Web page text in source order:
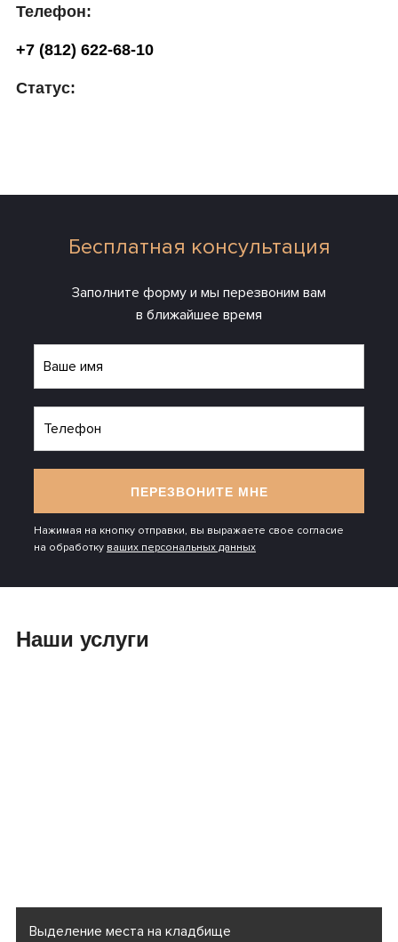
Телефон:
+7 (812) 622-68-10
Статус:
Бесплатная консультация
Заполните форму и мы перезвоним вам
в ближайшее время
ПЕРЕЗВОНИТЕ МНЕ
Нажимая на кнопку отправки, вы выражаете свое согласие
на обработку ваших персональных данных
Наши услуги
Выделение места на кладбище